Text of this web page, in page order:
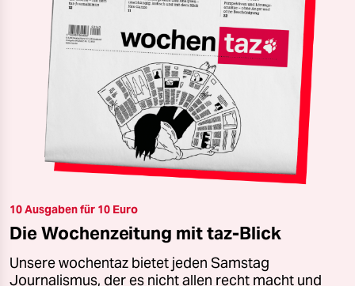
10 Ausgaben für 10 Euro
Die Wochenzeitung mit taz-Blick
Unsere wochentaz bietet jeden Samstag
Journalismus, der es nicht allen recht macht und